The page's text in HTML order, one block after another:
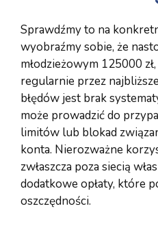
Sprawdźmy to na
wyobraźmy sobie, że
młodzieżowym 125000
regularnie przez
błędów jest brak
może prowadzić do
limitów lub blokad
konta. Nierozważne
zwłaszcza poza siecią
dodatkowe opłaty, które
oszczędności.